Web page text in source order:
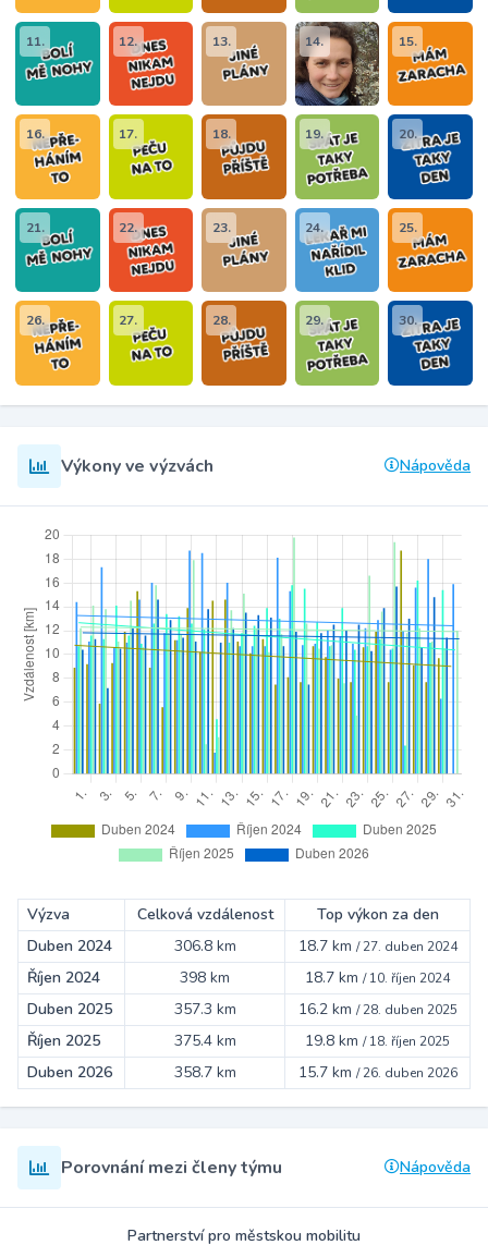
11. 12. 13. 14. 15.
16. 17. 18. 19. 20.
21. 22. 23. 24. 25.
26. 27. 28. 29. 30.
Výkony ve výzvách Nápověda
Výzva Celková vzdálenost
Top výkon za den
Duben 2024
306.8 km 18.7 km /27. duben 2024
Říjen 2024 398 km 18.7 km /10. říjen 2024
Duben 2025 357.3 km 16.2 km /28. duben 2025
Říjen 2025 375.4 km 19.8 km /18. říjen 2025
Duben 2026 358.7 km 15.7 km /26. duben 2026
Porovnání mezi členy týmu Nápověda
Partnerství pro městskou mobilitu